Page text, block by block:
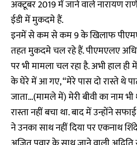
अक्टूबर 2019 में जाने वाले नारायण
ईडी में मुकदमे हैं.
इनमें से कम से कम 9 के खिलाफ
तहत मुकदमे चल रहे हैं. पीएमएलए
पर भी मामला चल रहा है. अभी हाल ही
के घेरे में आ गए, “मेरे पास दो रास्ते थे
जाता…(मामले में) मेरी बीवी का नाम
रास्ता नहीं बचा था. बाद में उन्होंने
ने उनका साथ नहीं दिया पर एकनाथ